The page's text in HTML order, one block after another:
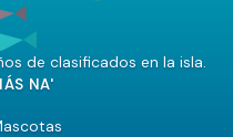
de clasificados en la isla.
NA'